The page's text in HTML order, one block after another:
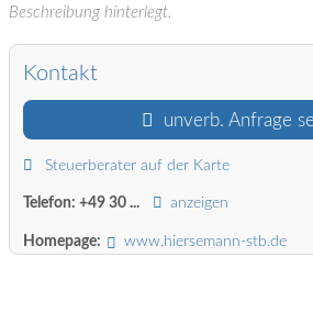
Beschreibung hinterlegt.
Kontakt
unverb. Anfrage
Steuerberater auf der Karte
Telefon: +49 30 ... anzeigen
Homepage: www.hiersemann-stb.de